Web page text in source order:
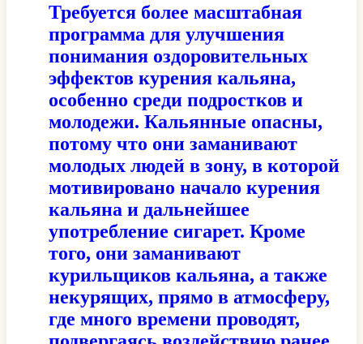
Требуется более масштабная
программа для улучшения
понимания оздоровительных
эффектов курения кальяна,
особенно среди подростков и
молодежи. Кальянные опасны,
потому что они заманивают
молодых людей в зону, в которой
мотивировано начало курения
кальяна и дальнейшее
употребление сигарет. Кроме
того, они заманивают
курильщиков кальяна, а также
некурящих, прямо в атмосферу,
где много времени проводят,